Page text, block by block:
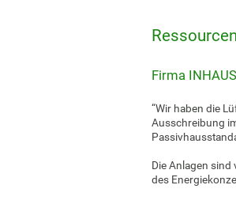
Firma
“Wir haben die
Ausschreibung
Die Anlagen
des